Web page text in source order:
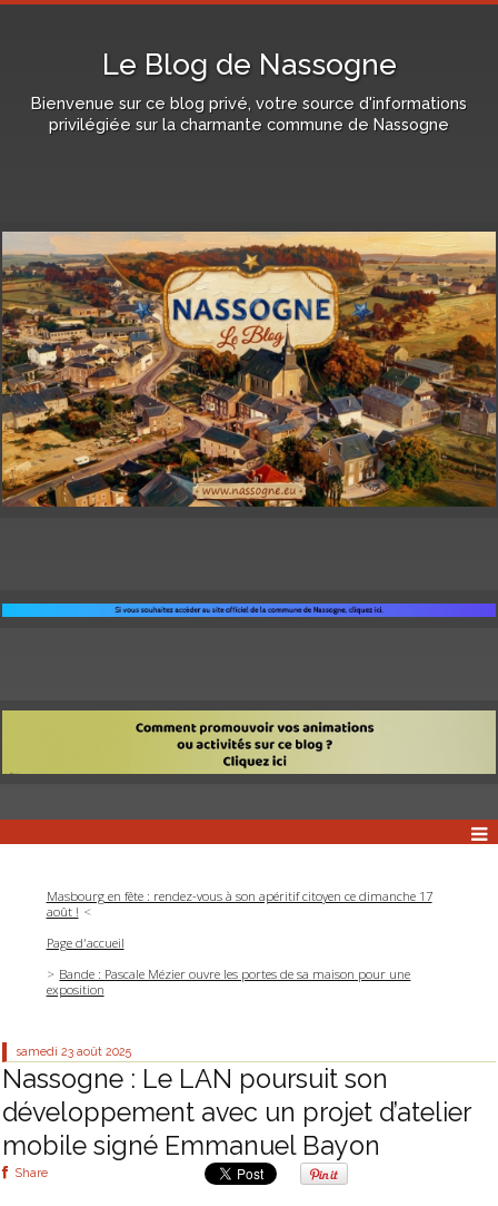
Le Blog de Nassogne
Bienvenue sur ce blog privé, votre source d'informations
privilégiée sur la charmante commune de Nassogne
Masbourg en fête : rendez-vous à son apéritif citoyen ce dimanche 17
août !
Page d'accueil
Bande : Pascale Mézier ouvre les portes de sa maison pour une
exposition
samedi 23 août 2025
Nassogne : Le LAN poursuit son
développement avec un projet d’atelier
mobile signé Emmanuel Bayon
Share